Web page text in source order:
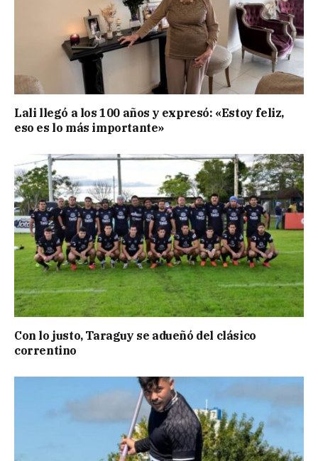
Lali llegó a los 100 años y expresó: «Estoy feliz,
eso es lo más importante»
Con lo justo, Taraguy se adueñó del clásico
correntino